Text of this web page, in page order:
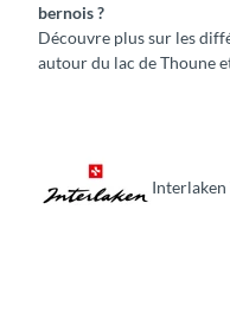
bernois ?
Découvre plus sur les
autour du lac de Thoune